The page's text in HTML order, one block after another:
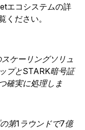
エコシステムの詳
ください。
ケーリングソリュ
プとSTARK暗号証
確実に処理しま
第1ラウンドで7億